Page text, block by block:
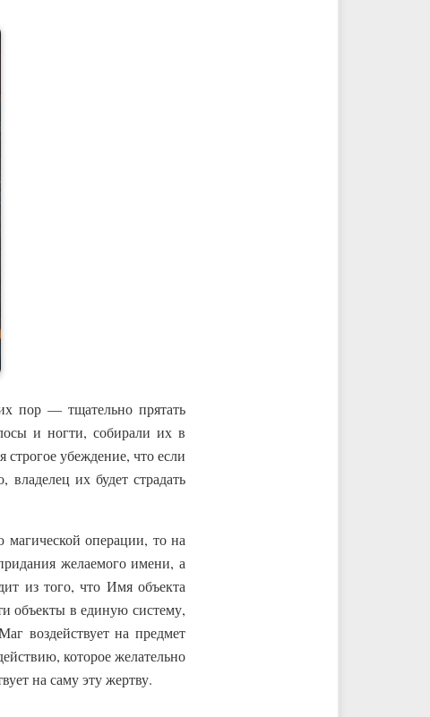
пор — тщательно прятать
и ногти, собирали их в
убеждение, что если
их будет страдать
операции, то на
желаемого имени, а
из того, что Имя объекта
объекты в единую систему,
воздействует на предмет
которое желательно
на саму эту жертву.